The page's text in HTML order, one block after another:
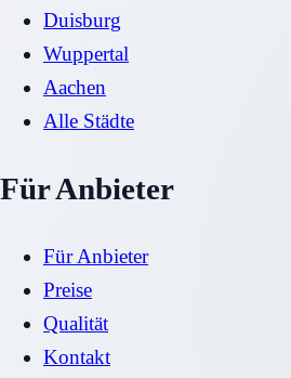
Duisburg
Wuppertal
Aachen
Alle Städte
Für Anbieter
Für Anbieter
Preise
Qualität
Kontakt